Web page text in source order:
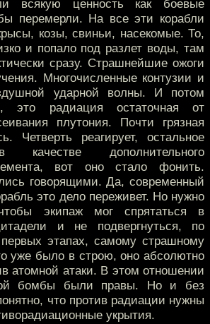
всякую ценность как боевые
перемерли. На все эти корабли
козы, свиньи, насекомые. То,
и попало под разлет воды, там
сразу. Страшнейшие ожоги
Многочисленные контузии и
ударной волны. И потом
это радиация остаточная от
плутония. Почти грязная
Четверть реагирует, остальное
качестве дополнительного
вот оно стало фонить.
говорящими. Да, современный
это дело переживет. Но нужно
экипаж мог спрятаться в
и не подвергнуться, по
этапах, самому страшному
уже было в строю, оно абсолютно
атомной атаки. В этом отношении
бомбы были правы. Но и без
что против радиации нужны
укрытия.